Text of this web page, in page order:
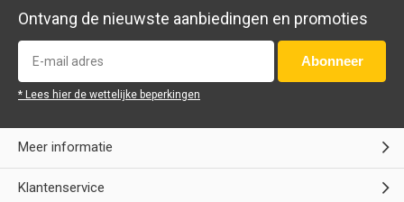
Ontvang de nieuwste aanbiedingen en promoties
Abonneer
* Lees hier de wettelijke beperkingen
Meer informatie
Klantenservice